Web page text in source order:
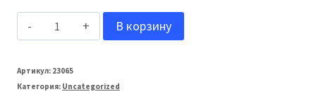
Количество
Grand
Line
В корзину
Артикул: 23065
Категория: Uncategorized